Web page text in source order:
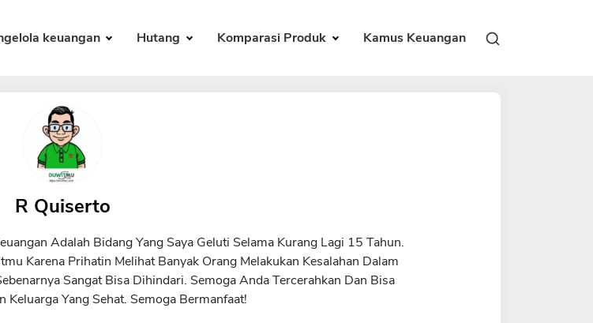
keuangan Hutang Komparasi Produk Kamus Keuangan
R Quiserto
Adalah Bidang Yang Saya Geluti Selama Kurang Lagi 15 Tahun.
Karena Prihatin Melihat Banyak Orang Melakukan Kesalahan Dalam
Sangat Bisa Dihindari. Semoga Anda Tercerahkan Dan Bisa
Keluarga Yang Sehat. Semoga Bermanfaat!